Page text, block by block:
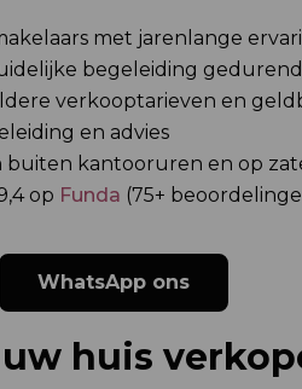
met jarenlange
begeleiding
verkooptarieven en
en advies
buiten kantooruren en op
op Funda (75+
WhatsApp ons
huis